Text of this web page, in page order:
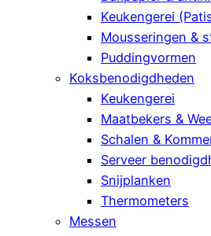
Keukengerei
Mousseringen &
Puddingvormen
Koksbenodigdheden
Keukengerei
Maatbekers &
Schalen &
Serveer
Snijplanken
Thermometers
Messen